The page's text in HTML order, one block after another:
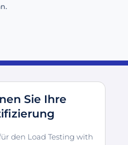
Sie Ihre
den Load Testing with